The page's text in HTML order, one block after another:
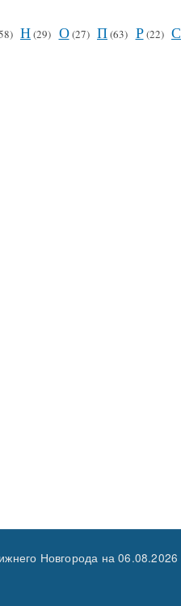
Н(29) О(27) П(63) Р(22) С
Новгорода на06.08.2026